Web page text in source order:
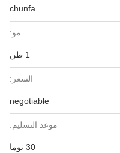
chunfa
مو:
السعر:
negotiable
موعد التسليم:
30 يوما